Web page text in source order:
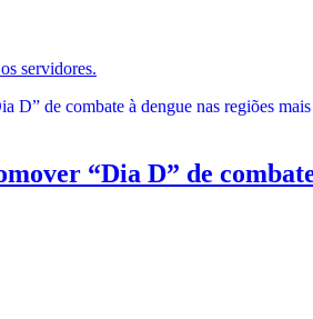
servidores.
“Dia D” de